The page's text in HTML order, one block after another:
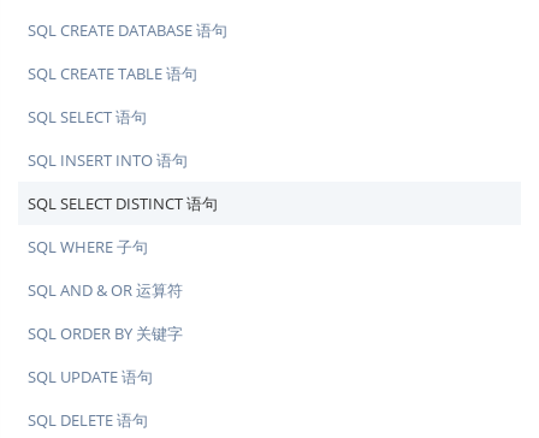
SQL CREATE DATABASE 语句
SQL CREATE TABLE 语句
SQL SELECT 语句
SQL INSERT INTO 语句
SQL SELECT DISTINCT 语句
SQL WHERE 子句
SQL AND & OR 运算符
SQL ORDER BY 关键字
SQL UPDATE 语句
SQL DELETE 语句